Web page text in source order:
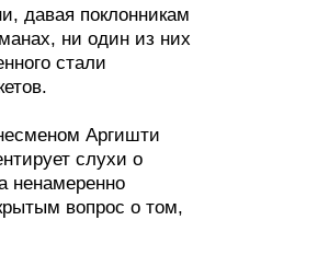
давая поклонникам
ни один из них
стали
Аргишти
слухи о
ненамеренно
вопрос о том,